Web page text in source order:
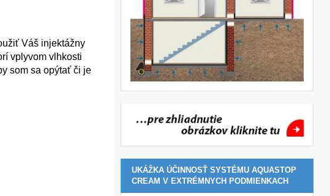
Váš injektážny
vplyvom vlhkosti
som sa opýtať či je
UKÁŽKA ÚČINNOSŤ SYSTÉMU AQUASTOP
CREAM V EXTRÉMNYCH PODMIENKACH